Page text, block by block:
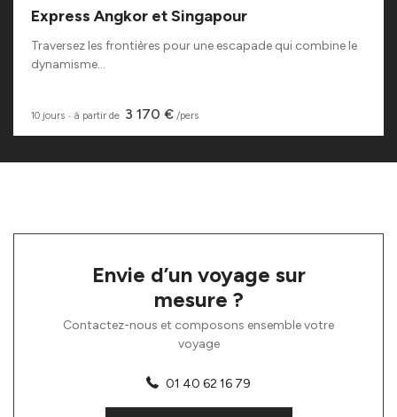
Express Angkor et Singapour
Traversez les frontières pour une escapade qui combine le
dynamisme...
10 jours ‧ à partir de 3 170 € /pers
Envie d’un voyage sur
mesure ?
Contactez-nous et composons ensemble votre
voyage
01 40 62 16 79